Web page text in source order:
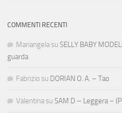
COMMENTI RECENTI
Mariangela su SELLY BABY
guarda
Fabrizio su DORIAN O. A. – Tao
Valentina su SAM D – Leggera –